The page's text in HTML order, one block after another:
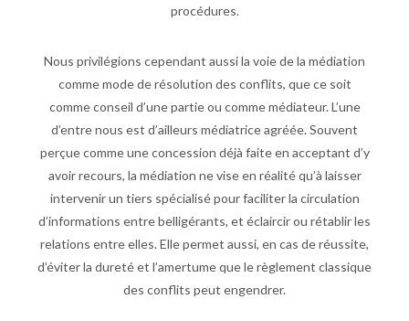
procédures.
Nous privilégions cependant aussi la voie de la médiation
comme mode de résolution des conflits, que ce soit
comme conseil d’une partie ou comme médiateur. L’une
d’entre nous est d’ailleurs médiatrice agréée. Souvent
perçue comme une concession déjà faite en acceptant d’y
avoir recours, la médiation ne vise en réalité qu’à laisser
intervenir un tiers spécialisé pour faciliter la circulation
d’informations entre belligérants, et éclaircir ou rétablir les
relations entre elles. Elle permet aussi, en cas de réussite,
d’éviter la dureté et l’amertume que le règlement classique
des conflits peut engendrer.